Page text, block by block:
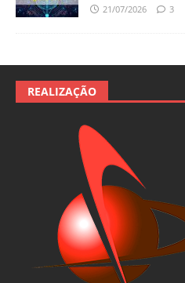
21/07/2026 3
REALIZAÇÃO